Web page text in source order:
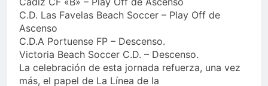
C.D. Las Favelas Beach Soccer – Play Off de
Ascenso
C.D.A Portuense FP – Descenso.
Victoria Beach Soccer C.D. – Descenso.
La celebración de esta jornada refuerza, una vez
más, el papel de La Línea de la